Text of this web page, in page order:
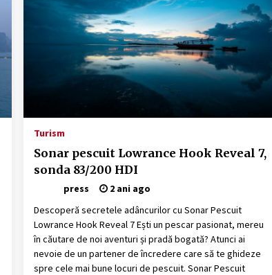
Turism
Sonar pescuit Lowrance Hook Reveal 7,
sonda 83/200 HDI
press
2 ani ago
Descoperă secretele adâncurilor cu Sonar Pescuit
Lowrance Hook Reveal 7 Ești un pescar pasionat, mereu
în căutare de noi aventuri și pradă bogată? Atunci ai
nevoie de un partener de încredere care să te ghideze
spre cele mai bune locuri de pescuit. Sonar Pescuit